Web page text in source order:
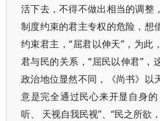
活下去，不得不做出相当的调整
制度约束的君主专权的危险，想
约束君主，“屈君以伸天”，为此
君与民的关系，“屈民以伸君”，
政治地位显然不同，《尚书》以
意是完全通过民心来开显自身
听、 天视自我民视”、“民之所欲